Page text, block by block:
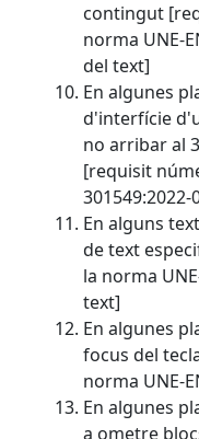
contingut
norma UNE-
del text]
En algunes
d'interfície
no arribar al
[requisit
En alguns
de text
la norma
text]
En algunes
focus del
norma UNE-
En algunes
a ometre